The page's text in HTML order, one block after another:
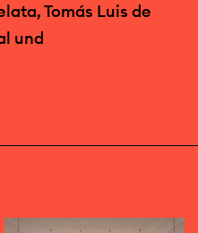
Tomás Luis de
und